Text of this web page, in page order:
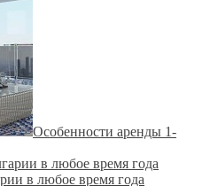
Особенности аренды 1-
в любое время года